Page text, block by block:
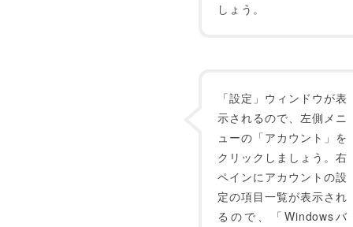
しょう。
「設定」ウィンドウが表
示されるので、左側メニ
ューの「アカウント」を
クリックしましょう。右
ペインにアカウントの設
定の項目一覧が表示され
るので、「Windowsバ